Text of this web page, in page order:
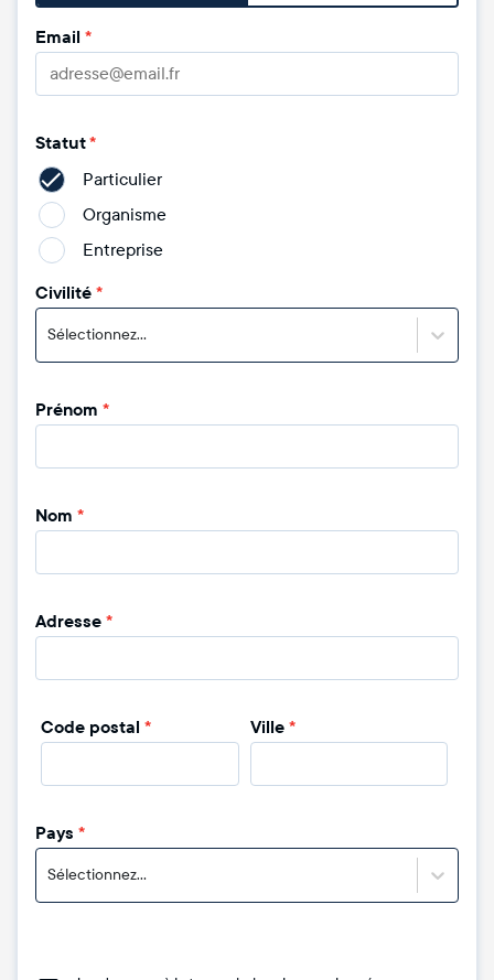
Email *
Statut*
Particulier
Organisme
Entreprise
Civilité*
Sélectionnez...
Prénom *
Nom *
Adresse*
Code postal * Ville *
Pays *
Sélectionnez...